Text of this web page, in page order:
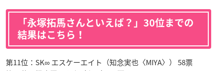
「永塚拓馬さんといえば？」30位までの
結果はこちら！
第11位：SK∞ エスケーエイト（知念実也〈MIYA〉） 58票